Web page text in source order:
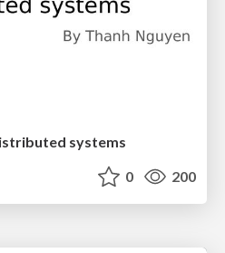
systems
0 200